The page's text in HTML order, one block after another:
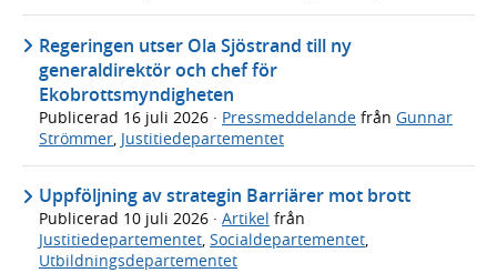
Regeringen utser Ola Sjöstrand till ny
generaldirektör och chef för
Ekobrottsmyndigheten
Publicerad 16 juli 2026 · Pressmeddelande från Gunnar
Strömmer Justitiedepartementet
Uppföljning av strategin Barriärer mot brott
Publicerad 10 juli 2026 · Artikel från
Justitiedepartementet, Socialdepartementet,
Utbildningsdepartementet